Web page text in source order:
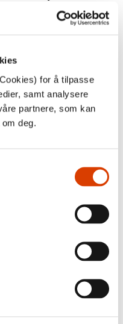
for å tilpasse
samt analysere
partnere, som kan
om deg.
teknikk (skjerm,
reise, opphold,
forlagsbransje
og 1523 utstillere fra 94